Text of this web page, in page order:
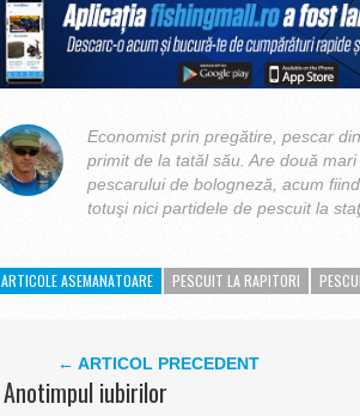
Economist prin pregătire, pescar
primit de la tatăl său. Are două
pescarului de bologneză, acum
totuşi nici partidele de pescuit la
ARTICOLE ASEMANATOARE PESCUIT LA RAPITORI
← ARTICOL PRECEDENT
Anotimpul iubirilor